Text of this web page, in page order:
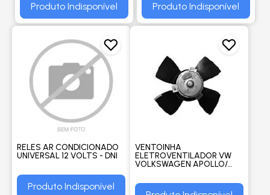
Produto Indisponível Produto Indisponível
RELES AR CONDICIONADO
UNIVERSAL 12 VOLTS - DNI
Produto Indisponível
VENTOINHA
ELETROVENTILADOR VW
VOLKSWAGEN APOLLO/
SAVEIRO 1991 A 1995/ FORD
VERONA/ VERSAILLES -